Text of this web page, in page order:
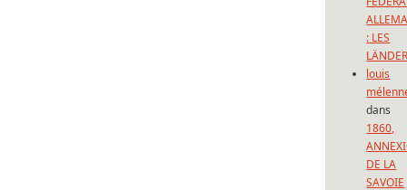
: LES
louis
dans
1860,
DE LA
SAVOIE